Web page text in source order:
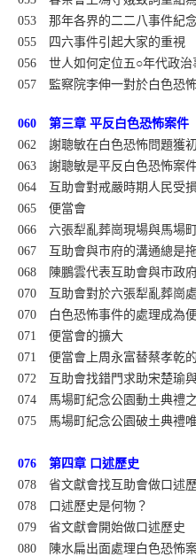
053 那年各界的二二八事件紀
055 四六事件引起大家的重視
056 世人如何定位五○年代政治
057 監察院李伸一對於白色恐
060 第三章 平反白色恐怖案件
062 謝聰敏在白色恐怖問題獲
063 謝聰敏是平反白色恐怖案
064 互助會對戒嚴時期人民受
065 便當會
066 六張犁亂葬崗現場與馬場
067 互助會與市府的溝通總是
068 陳鵬雲代表互助會與市政
070 互助會對於六張犁亂葬崗
070 白色恐怖事件的處理成為
071 便當會的擴大
071 便當會上周永富替蔡孝乾
072 互助會找錯門求助宋楚瑜
074 馬場町紀念公園動土典禮
075 馬場町紀念公園破土典禮
076 第四章 口述歷史
078 省文獻會找互助會做口述
078 口述歷史是何物？
079 省文獻會開始做口述歷史
080 陳水扁出面處理白色恐怖